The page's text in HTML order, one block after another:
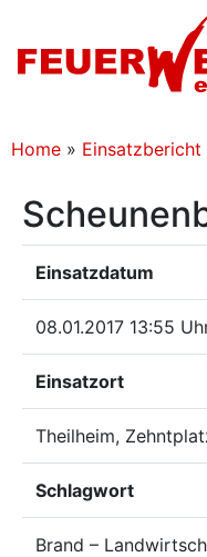
Home » Einsatzbericht
Einsatzdatum
08.01.2017 13:55
Einsatzort
Theilheim,
Schlagwort
Brand –